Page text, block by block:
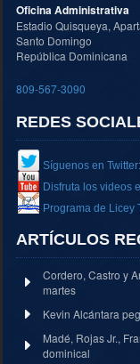
Oficina Administrativa
Estadio Quisqueya,
Santo Domingo
República Dominicana
809-567-3090
REDES
Síguenos en
Disfruta los videos
Programa de Licey
ARTÍCULOS
Cordero, Castro y
martes
Kevin Alcántara
Madé, Rojas Jr.,
dominical